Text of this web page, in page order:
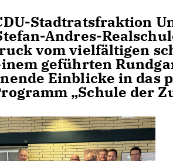
Stadtratsfraktion
Andres-
vom vielfältigen
geführten
Einblicke in das
„Schule der